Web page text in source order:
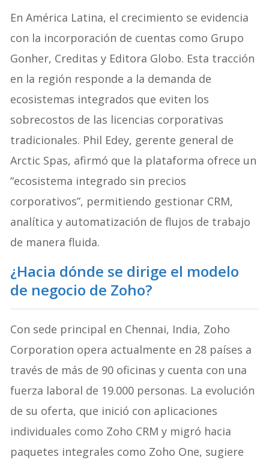
En América Latina, el crecimiento se evidencia
con la incorporación de cuentas como Grupo
Gonher, Creditas y Editora Globo. Esta tracción
en la región responde a la demanda de
ecosistemas integrados que eviten los
sobrecostos de las licencias corporativas
tradicionales. Phil Edey, gerente general de
Arctic Spas, afirmó que la plataforma ofrece un
“ecosistema integrado sin precios
corporativos”, permitiendo gestionar CRM,
analítica y automatización de flujos de trabajo
de manera fluida.
¿Hacia dónde se dirige el modelo
de negocio de Zoho?
Con sede principal en Chennai, India, Zoho
Corporation opera actualmente en 28 países a
través de más de 90 oficinas y cuenta con una
fuerza laboral de 19.000 personas. La evolución
de su oferta, que inició con aplicaciones
individuales como Zoho CRM y migró hacia
paquetes integrales como Zoho One, sugiere